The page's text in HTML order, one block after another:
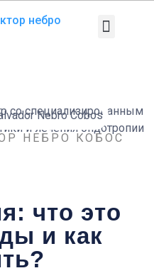
НЕБРО КОБОС
что это
и как